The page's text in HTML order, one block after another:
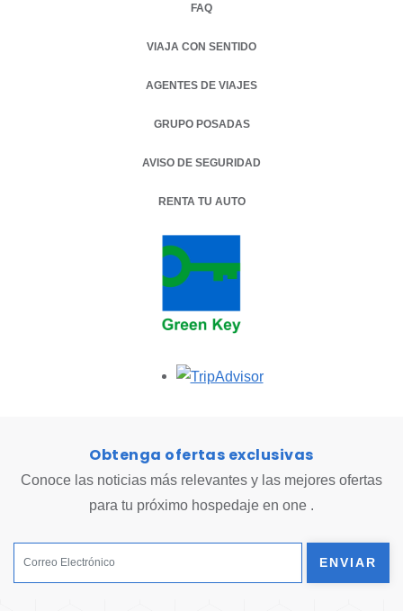
FAQ
VIAJA CON SENTIDO
AGENTES DE VIAJES
GRUPO POSADAS
AVISO DE SEGURIDAD
RENTA TU AUTO
OPENS IN A NEW TAB.
Opens in a new tab.
Obtenga ofertas exclusivas
Conoce las noticias más relevantes y las mejores ofertas
para tu próximo hospedaje en one .
ENVIAR